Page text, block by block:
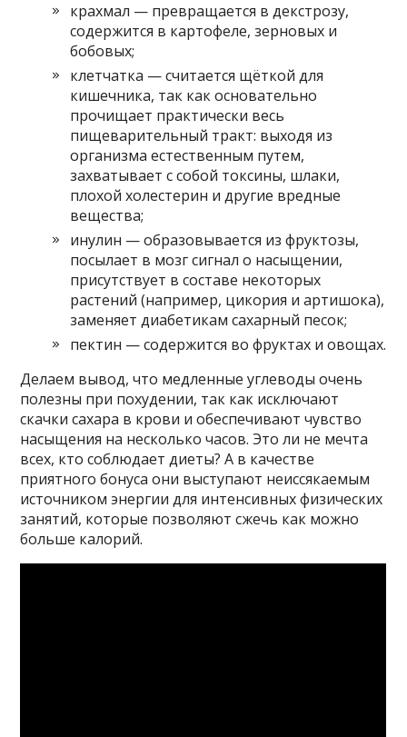
крахмал — превращается в декстрозу,
содержится в картофеле, зерновых и
бобовых;
клетчатка — считается щёткой для
кишечника, так как основательно
прочищает практически весь
пищеварительный тракт: выходя из
организма естественным путем,
захватывает с собой токсины, шлаки,
плохой холестерин и другие вредные
вещества;
инулин — образовывается из фруктозы,
посылает в мозг сигнал о насыщении,
присутствует в составе некоторых
растений (например, цикория и артишока),
заменяет диабетикам сахарный песок;
пектин — содержится во фруктах и овощах.
Делаем вывод, что медленные углеводы очень
полезны при похудении, так как исключают
скачки сахара в крови и обеспечивают чувство
насыщения на несколько часов. Это ли не мечта
всех, кто соблюдает диеты? А в качестве
приятного бонуса они выступают неиссякаемым
источником энергии для интенсивных физических
занятий, которые позволяют сжечь как можно
больше калорий.